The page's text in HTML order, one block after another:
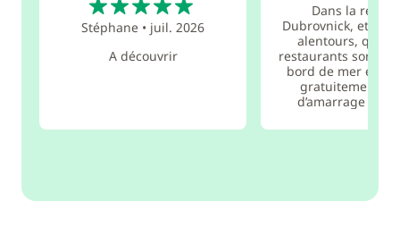
Stéphane • juil. 2026
A découvrir
Dans la
Dubrovnick, et
alentours,
restaurants sont
bord de mer et
gratuitement
d’amarrage ...